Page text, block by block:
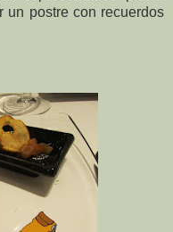
un postre con recuerdos